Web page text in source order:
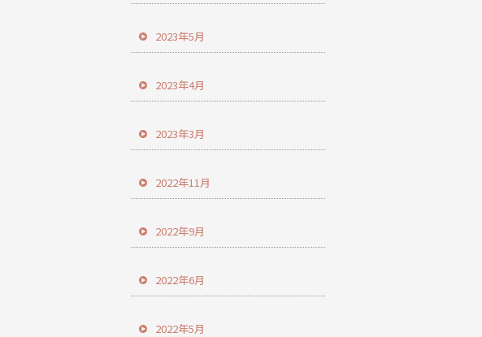
2023年5月
2023年4月
2023年3月
2022年11月
2022年9月
2022年6月
2022年5月